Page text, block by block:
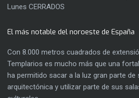
Lunes CERRADOS
El más notable del noroeste de España
Con 8.000 metros cuadrados de
Templarios es mucho más que una
ha permitido sacar a la luz gran parte de
arquitectónica y utilizar parte de sus